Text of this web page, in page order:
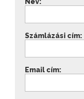
Számlázási cím:
Email cím: